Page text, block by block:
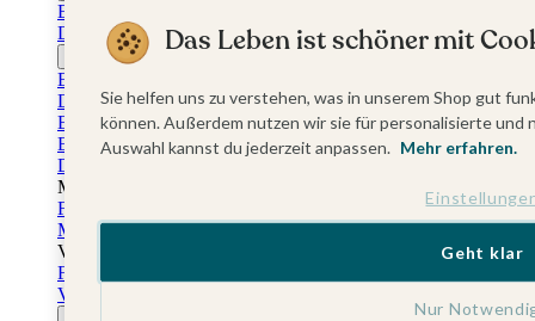
Einladungskarten Firmung
Dankeskarten Firmung
Jugendweihekarten
Einladungskarten Jugendweihe
Dankeskarten Jugendweihe
Einschulungskarten
Einladungskarten Einschulung
Danksagung Einschulung
Muttertag
Fotogeschenke Muttertag
Muttertagskarten
Vatertag
Fotogeschenke Vatertag
Vatertagskarten
Das Leben ist schöner mit
Sie helfen uns zu verstehen, was in unserem Shop gut
können. Außerdem nutzen wir sie für personalisierte
Auswahl kannst du jederzeit anpassen. Mehr erfahren.
Nur
Geht klar